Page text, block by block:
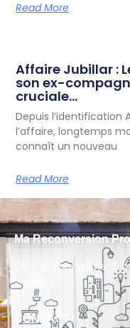
Read More
Affaire Jubillar :
son ex-
cruciale…
Depuis l’identification
l’affaire, longtemps
connaît un nouveau
Read More
Ma Reconversion Pro
Osez le changement,
CONTACT